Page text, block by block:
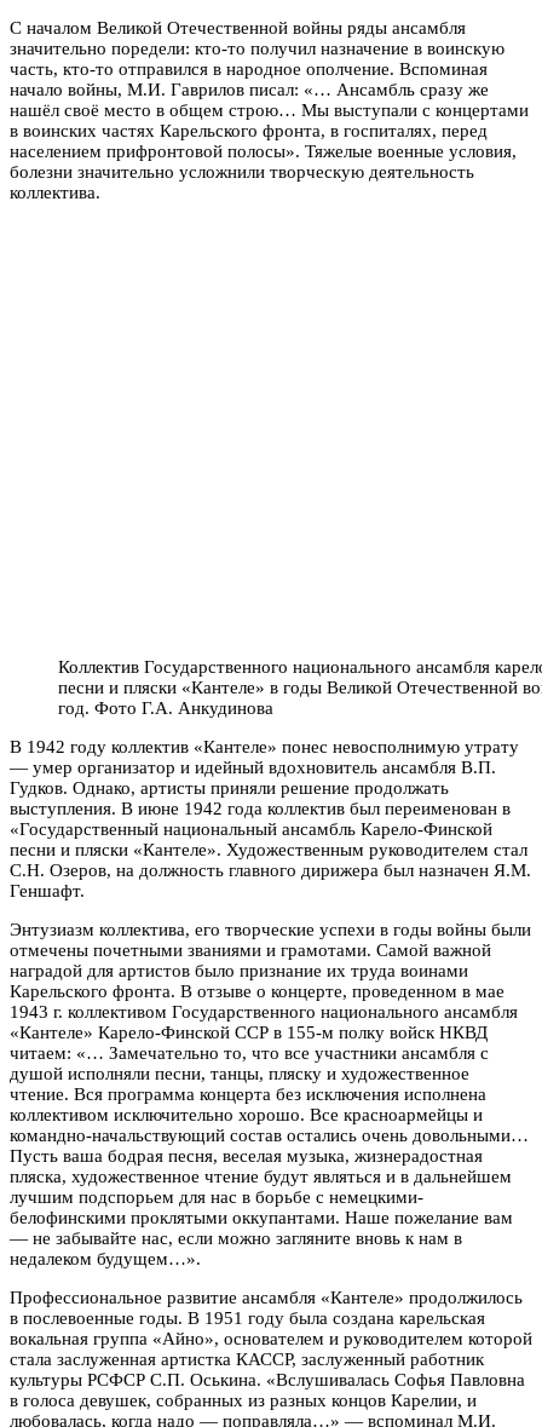
С началом Великой Отечественной войны ряды ансамбля
значительно поредели: кто-то получил назначение в воинскую
часть, кто-то отправился в народное ополчение. Вспоминая
начало войны, М.И. Гаврилов писал: «… Ансамбль сразу же
нашёл своё место в общем строю… Мы выступали с концертами
в воинских частях Карельского фронта, в госпиталях, перед
населением прифронтовой полосы». Тяжелые военные условия,
болезни значительно усложнили творческую деятельность
коллектива.
Коллектив Государственного национального ансамбля
песни и пляски «Кантеле» в годы Великой Отечественной
год. Фото Г.А. Анкудинова
В 1942 году коллектив «Кантеле» понес невосполнимую утрату
— умер организатор и идейный вдохновитель ансамбля В.П.
Гудков. Однако, артисты приняли решение продолжать
выступления. В июне 1942 года коллектив был переименован в
«Государственный национальный ансамбль Карело-Финской
песни и пляски «Кантеле». Художественным руководителем стал
С.Н. Озеров, на должность главного дирижера был назначен Я.М.
Геншафт.
Энтузиазм коллектива, его творческие успехи в годы войны были
отмечены почетными званиями и грамотами. Самой важной
наградой для артистов было признание их труда воинами
Карельского фронта. В отзыве о концерте, проведенном в мае
1943 г. коллективом Государственного национального ансамбля
«Кантеле» Карело-Финской ССР в 155-м полку войск НКВД
читаем: «… Замечательно то, что все участники ансамбля с
душой исполняли песни, танцы, пляску и художественное
чтение. Вся программа концерта без исключения исполнена
коллективом исключительно хорошо. Все красноармейцы и
командно-начальствующий состав остались очень довольными…
Пусть ваша бодрая песня, веселая музыка, жизнерадостная
пляска, художественное чтение будут являться и в дальнейшем
лучшим подспорьем для нас в борьбе с немецкими-
белофинскими проклятыми оккупантами. Наше пожелание вам
— не забывайте нас, если можно загляните вновь к нам в
недалеком будущем…».
Профессиональное развитие ансамбля «Кантеле» продолжилось
в послевоенные годы. В 1951 году была создана карельская
вокальная группа «Айно», основателем и руководителем которой
стала заслуженная артистка КАССР, заслуженный работник
культуры РСФСР С.П. Оськина. «Вслушивалась Софья Павловна
в голоса девушек, собранных из разных концов Карелии, и
любовалась, когда надо — поправляла…» — вспоминал М.И.